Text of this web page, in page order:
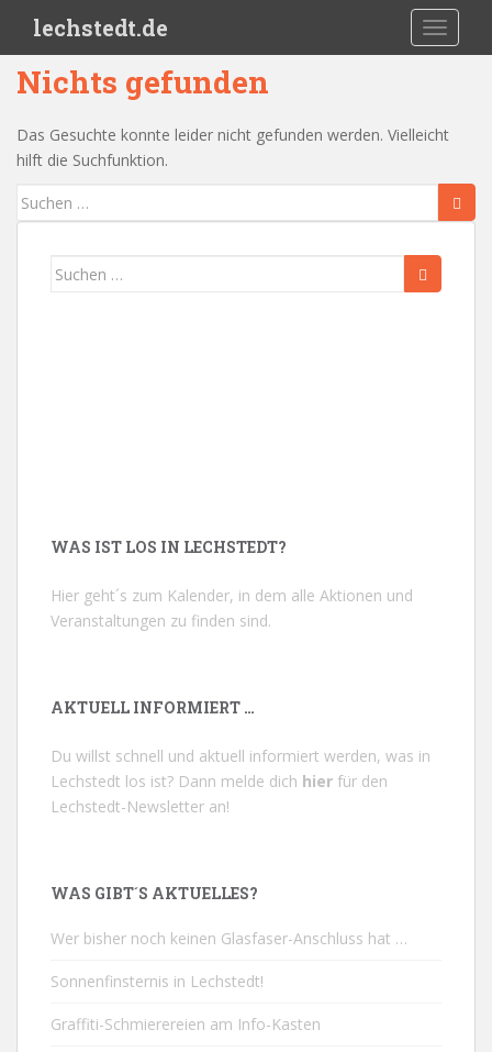
lechstedt.de
Nichts gefunden
Das Gesuchte konnte leider nicht gefunden werden. Vielleicht
hilft die Suchfunktion.
Suchen
nach:
Suchen
WAS IST LOS IN LECHSTEDT?
Hier geht´s zum Kalender, in dem alle Aktionen und
Veranstaltungen zu finden sind.
AKTUELL INFORMIERT …
Du willst schnell und aktuell informiert werden, was in
Lechstedt los ist? Dann melde dich hier für den
Lechstedt-Newsletter an!
WAS GIBT´S AKTUELLES?
Wer bisher noch keinen Glasfaser-Anschluss hat …
Sonnenfinsternis in Lechstedt!
Graffiti-Schmierereien am Info-Kasten